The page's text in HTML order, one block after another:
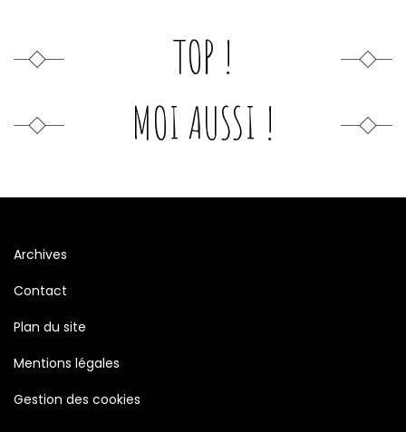
TOP !
MOI AUSSI !
Archives
Contact
Plan du site
Mentions légales
Gestion des cookies